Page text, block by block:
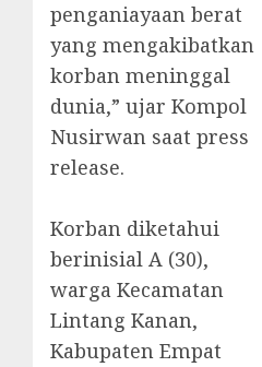
penganiayaan berat
yang mengakibatkan
korban meninggal
dunia,” ujar Kompol
Nusirwan saat press
release.
‎Korban diketahui
berinisial A (30),
warga Kecamatan
Lintang Kanan,
Kabupaten Empat